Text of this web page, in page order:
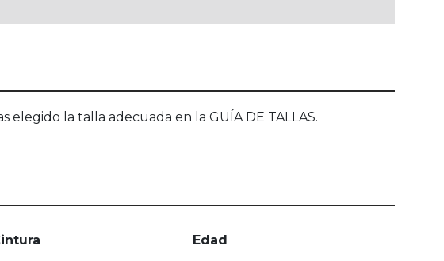
la talla adecuada en la GUÍA DE TALLAS.
Edad